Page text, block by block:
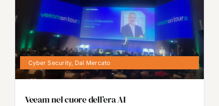
Cyber Security, Dal Mercato
Veeam nel cuore dell’era AI